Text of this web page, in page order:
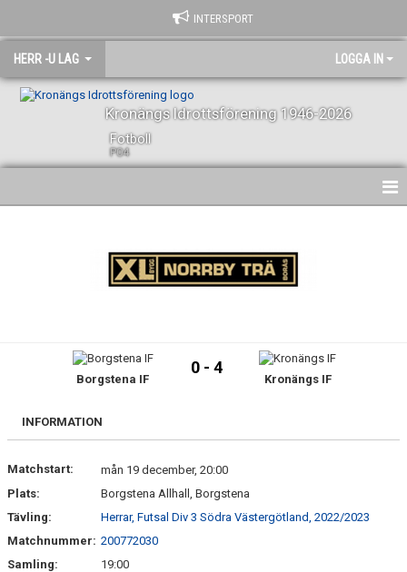
INTERSPORT
HERR -U LAG LOGGA IN
Kronängs Idrottsförening 1946-2026
Fotboll
P04
BILDGALLERI
DOKUMENT
MATCHER
Borgstena IF
0 - 4
Kronängs IF
INFORMATION
Matchstart:
mån 19 december, 20:00
Plats:
Borgstena Allhall, Borgstena
Tävling:
Herrar, Futsal Div 3 Södra Västergötland, 2022/2023
Matchnummer: 200772030
Samling:
19:00